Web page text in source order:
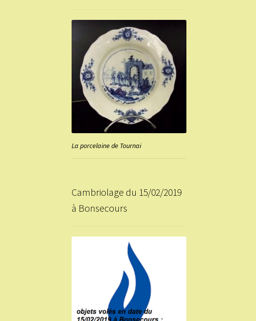
La porcelaine de Tournai
Cambriolage du 15/02/2019
à Bonsecours